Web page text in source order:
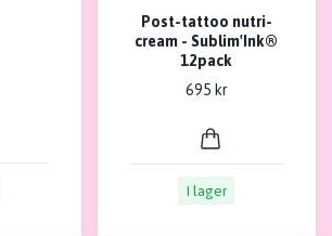
Post-tattoo nutri-
cream - Sublim'Ink®
12pack
695 kr
I lager